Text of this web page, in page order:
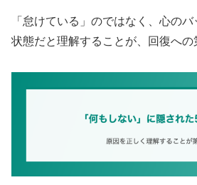
「怠けている」のではなく、心の
状態だと理解することが、回復への